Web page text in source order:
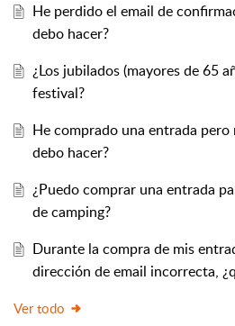
He perdido el email de
debo hacer?
¿Los jubilados (mayores de 65
festival?
He comprado una entrada pero
debo hacer?
¿Puedo comprar una entrada
de camping?
Durante la compra de mis
dirección de email incorrecta,
Ver todo